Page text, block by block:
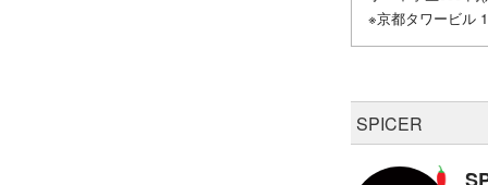
※京都タワービル
SPICER